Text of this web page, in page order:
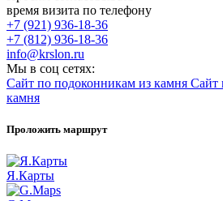
время визита по телефону
+7 (921) 936-18-36
+7 (812) 936-18-36
info@krslon.ru
Мы в соц сетях:
Сайт по подоконникам из камня Сайт
камня
Проложить маршрут
Я.Карты